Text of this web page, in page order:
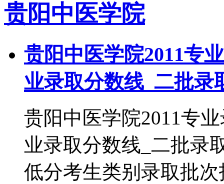
贵阳中医学院
贵阳中医学院2011专
业录取分数线_二批录
贵阳中医学院2011专
业录取分数线_二批录
低分考生类别录取批次